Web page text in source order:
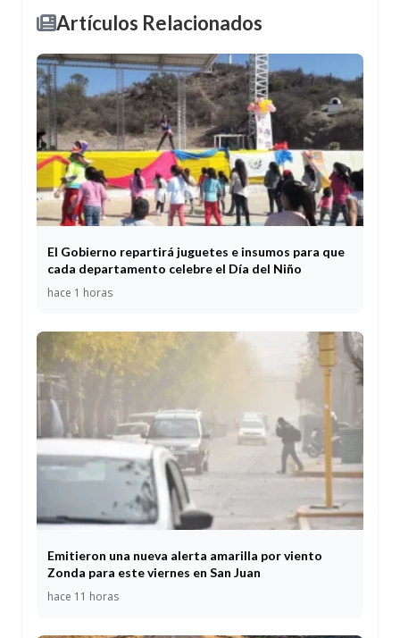
Artículos Relacionados
El Gobierno repartirá juguetes e insumos para que
cada departamento celebre el Día del Niño
hace 1 horas
Emitieron una nueva alerta amarilla por viento
Zonda para este viernes en San Juan
hace 11 horas